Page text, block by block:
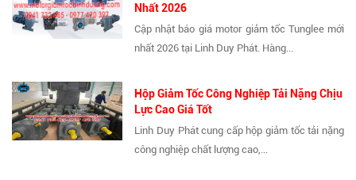
Nhất 2026
Cập nhật báo giá motor giảm tốc Tunglee mới
nhất 2026 tại Linh Duy Phát. Hàng...
Hộp Giảm Tốc Công Nghiệp Tải Nặng Chịu
Lực Cao Giá Tốt
Linh Duy Phát cung cấp hộp giảm tốc tải nặng
công nghiệp chất lượng cao,...